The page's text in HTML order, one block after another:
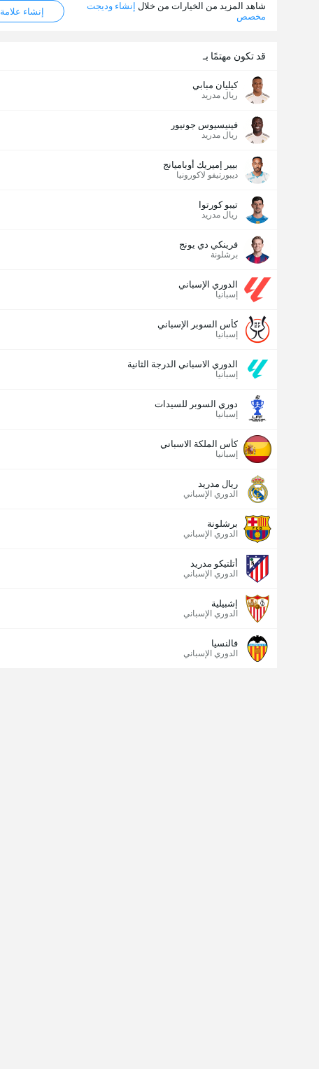
شاهد المزيد من الخيارات من خلال إنشاء وديجت
مخصص
إنشاء علامة HTML
قد تكون مهتمًا بـ
كيليان مبابي
ريال مدريد
فينيسيوس جونيور
ريال مدريد
بيير إميريك أوباميانج
ديبورتيفو لاكورونيا
تيبو كورتوا
ريال مدريد
فرينكي دي يونج
برشلونة
الدوري الإسباني
إسبانيا
كأس السوبر الإسباني
إسبانيا
الدوري الاسباني الدرجة الثانية
إسبانيا
دوري السوبر للسيدات
إسبانيا
كأس الملكة الاسباني
إسبانيا
ريال مدريد
الدوري الإسباني
برشلونة
الدوري الإسباني
أتلتيكو مدريد
الدوري الإسباني
إشبيلية
الدوري الإسباني
فالنسيا
الدوري الإسباني